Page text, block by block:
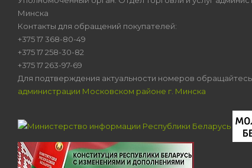
Минска
Контакты для обращений покупателей:
+375 17 368-80-49
+375 17 258-30-82
+375 17 263-97-69
Для подтверждения актуальности номеров
администрации Московском районе г. Минска